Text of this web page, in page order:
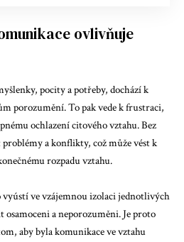
ovlivňuje
pocity a potřeby, dochází k
porozumění. To pak vede k frustraci,
ochlazení citového vztahu. Bez
a konflikty, což může vést k
rozpadu vztahu.
vyústí ve vzájemnou izolaci jednotlivých
a neporozuměni. Je proto
aby byla komunikace ve vztahu